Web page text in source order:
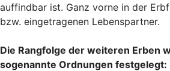
auffindbar ist. Ganz vorne in der
bzw. eingetragenen Lebenspartner.
Die Rangfolge der weiteren Erben
sogenannte Ordnungen festgelegt: